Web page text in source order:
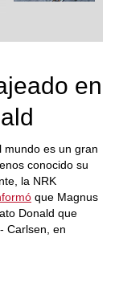
en
mundo es un gran
conocido su
la NRK
que Magnus
Donald que
Carlsen, en